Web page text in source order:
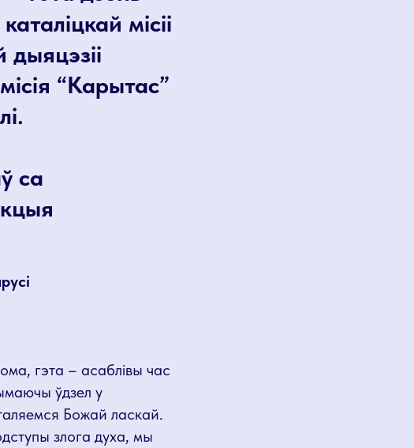
місіі
“Карытас”
са
гэта – асаблівы час
ўдзел у
Божай ласкай.
злога духа, мы